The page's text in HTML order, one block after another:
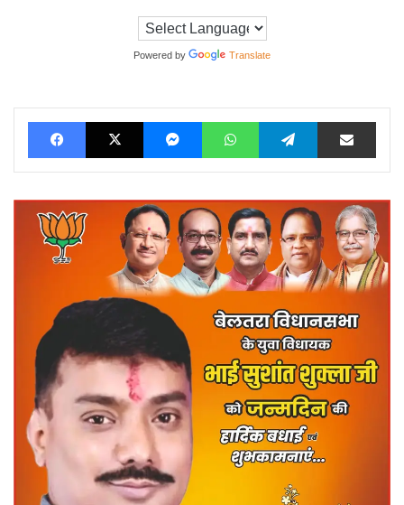
Powered by Translate
FacebookX MessengerWhatsAppTelegram Share via